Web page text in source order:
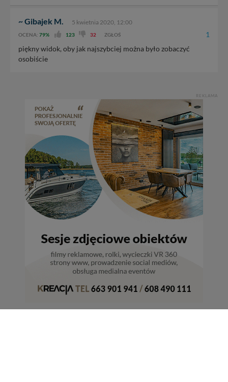
~ Gibajek M. 5 kwietnia 2020, 12:00
OCENA: 79% 123 32 ZGŁOŚ 1
piękny widok, oby jak najszybciej można było zobaczyć
osobiście
REKLAMA